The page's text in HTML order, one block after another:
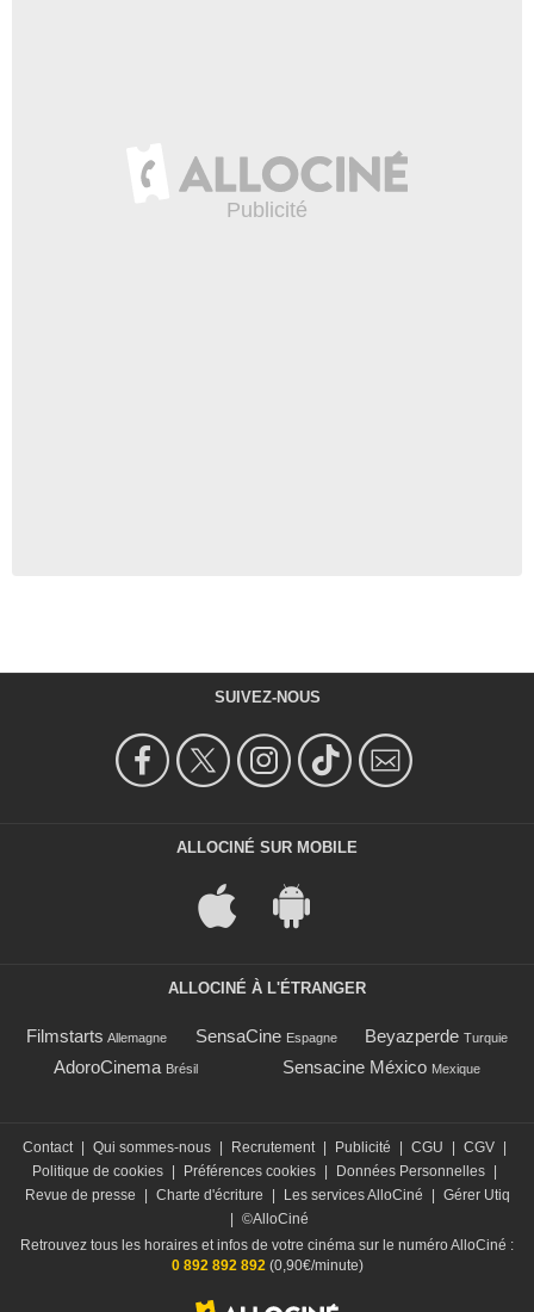
SUIVEZ-NOUS
ALLOCINÉ SUR MOBILE
ALLOCINÉ À L'ÉTRANGER
Filmstarts Allemagne SensaCine Espagne Beyazperde Turquie
AdoroCinema Brésil Sensacine México Mexique
Contact Qui sommes-nous Recrutement Publicité CGU CGV
Politique de cookies
Préférences cookies Données Personnelles
Revue de presse
Charte d'écriture Les services AlloCiné
Gérer Utiq
©AlloCiné
Retrouvez tous les horaires et infos de votre cinéma sur le numéro AlloCiné :
0 892 892 892(0,90€/minute)